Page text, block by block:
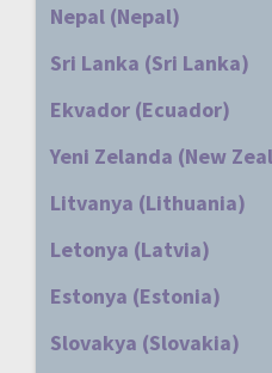
Nepal (Nepal)
Sri Lanka (Sri Lanka)
Ekvador (Ecuador)
Yeni Zelanda (New
Litvanya (Lithuania)
Letonya (Latvia)
Estonya (Estonia)
Slovakya (Slovakia)